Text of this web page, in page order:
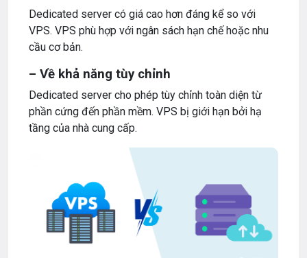
Dedicated server có giá cao hơn đáng kể so với
VPS. VPS phù hợp với ngân sách hạn chế hoặc nhu
cầu cơ bản.
– Về khả năng tùy chỉnh
Dedicated server cho phép tùy chỉnh toàn diện từ
phần cứng đến phần mềm. VPS bị giới hạn bởi hạ
tầng của nhà cung cấp.